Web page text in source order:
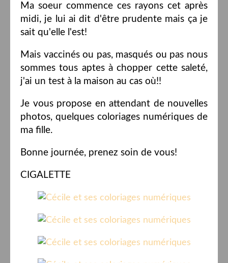
Ma soeur commence ces rayons cet après
midi, je lui ai dit d'être prudente mais ça je
sait qu'elle l'est!
Mais vaccinés ou pas, masqués ou pas nous
sommes tous aptes à chopper cette saleté,
j'ai un test à la maison au cas où!!
Je vous propose en attendant de nouvelles
photos, quelques coloriages numériques de
ma fille.
Bonne journée, prenez soin de vous!
CIGALETTE